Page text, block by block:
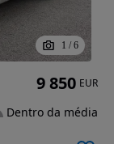
1 / 6
9 850 EUR
Dentro da média